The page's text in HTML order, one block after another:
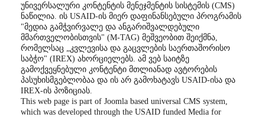
უნივერსალური კონტენტის მენეჯმენტის სისტემის (CMS)
ნაწილია. ის USAID-ის მიერ დაფინანსებული პროგრამის
"მედია გამჭვირვალე და ანგარიშვალდებული
მმართველობისთვის" (M-TAG) მეშვეობით შეიქმნა,
რომელსაც „კვლევისა და გაცვლების საერთაშორისო
საბჭო" (IREX) ახორციელებს. ამ ვებ საიტზე
გამოქვეყნებული კონტენტი მთლიანად ავტორების
პასუხისმგებლობაა და ის არ გამოხატავს USAID-ისა და
IREX-ის პოზიციას.
This web page is part of Joomla based universal CMS system,
which was developed through the USAID funded Media for